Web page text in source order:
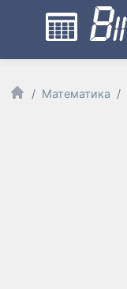
Математика